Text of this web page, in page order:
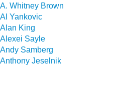
A. Whitney Brown
Al Yankovic
Alan King
Alexei Sayle
Andy Samberg
Anthony Jeselnik